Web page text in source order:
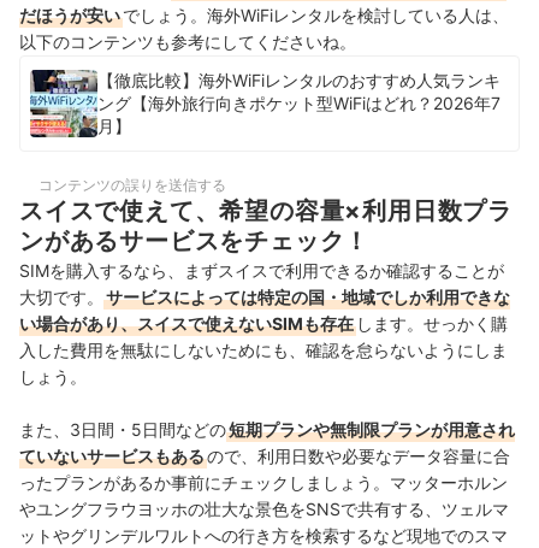
だほうが安いでしょう。海外WiFiレンタルを検討している人は、
以下のコンテンツも参考にしてくださいね。
【徹底比較】海外WiFiレンタルのおすすめ人気ランキ
ング【海外旅行向きポケット型WiFiはどれ？2026年7
月】
コンテンツの誤りを送信する
スイスで使えて、希望の容量×利用日数プラ
ンがあるサービスをチェック！
SIMを購入するなら、まずスイスで利用できるか確認することが
大切です。
サービスによっては特定の国・地域でしか利用できな
い場合があり、スイスで使えないSIMも存在 します。せっかく購
入した費用を無駄にしないためにも、確認を怠らないようにしま
しょう。
また、3日間・5日間などの短期プランや無制限プランが用意され
ていないサービスもあるので、利用日数や必要なデータ容量に合
ったプランがあるか事前にチェックしましょう。マッターホルン
やユングフラウヨッホの壮大な景色をSNSで共有する、ツェルマ
ットやグリンデルワルトへの行き方を検索するなど現地でのスマ